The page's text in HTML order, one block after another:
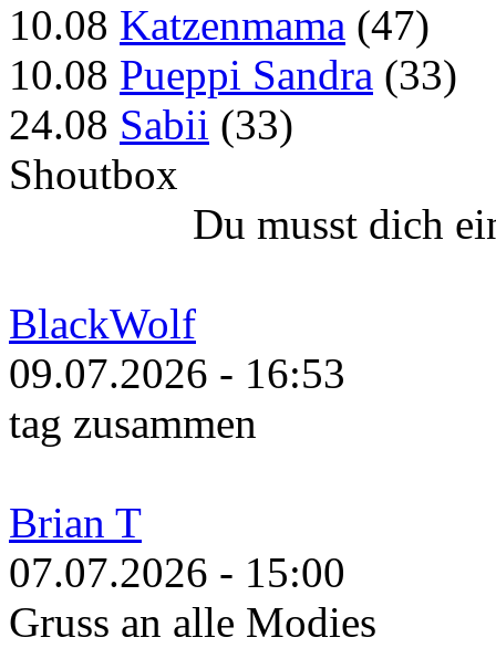
10.08 Katzenmama (47)
10.08 Pueppi Sandra (33)
24.08 Sabii (33)
Shoutbox
Du musst dich
BlackWolf
09.07.2026 - 16:53
tag zusammen
Brian T
07.07.2026 - 15:00
Gruss an alle Modies